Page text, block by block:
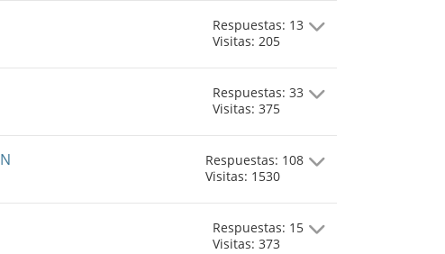
Respuestas: 13
Visitas: 205
Respuestas: 33
Visitas: 375
Respuestas: 108
Visitas: 1530
Respuestas: 15
Visitas: 373